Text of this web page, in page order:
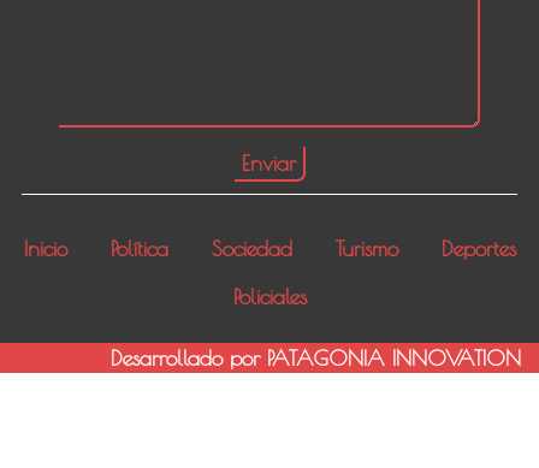
Inicio Política Sociedad Turismo
Deportes
Policiales
Desarrollado por PATAGONIA INNOVATION